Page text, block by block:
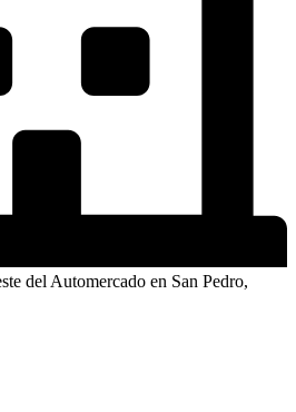
del Automercado en San Pedro,